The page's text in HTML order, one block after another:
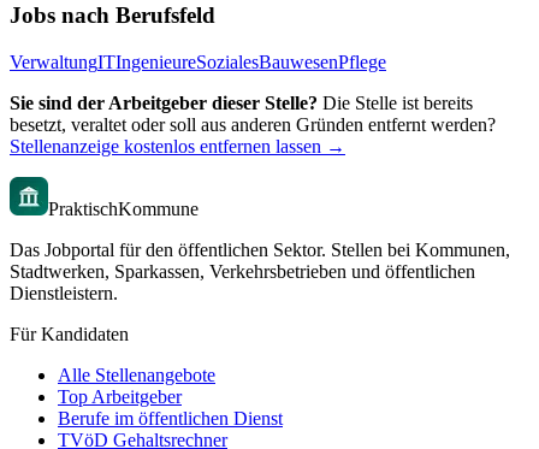
Jobs nach Berufsfeld
VerwaltungITIngenieureSozialesBauwesenPflege
Sie sind der Arbeitgeber dieser Stelle? Die Stelle ist bereits
besetzt, veraltet oder soll aus anderen Gründen entfernt werden?
Stellenanzeige kostenlos entfernen lassen →
PraktischKommune
Das Jobportal für den öffentlichen Sektor. Stellen bei Kommunen,
Stadtwerken, Sparkassen, Verkehrsbetrieben und öffentlichen
Dienstleistern.
Für Kandidaten
Alle Stellenangebote
Top Arbeitgeber
Berufe im öffentlichen Dienst
TVöD Gehaltsrechner